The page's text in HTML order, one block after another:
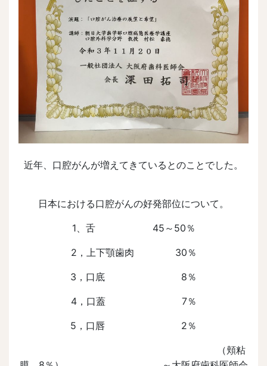
近年、口腔がんが増えてきているとのことでした。
日本における口腔がんの好発部位について。
1、舌 45～50％
2，上下顎歯肉 30％
3，口底 8％
4，口蓋 7％
5，口唇 2％
（頬粘